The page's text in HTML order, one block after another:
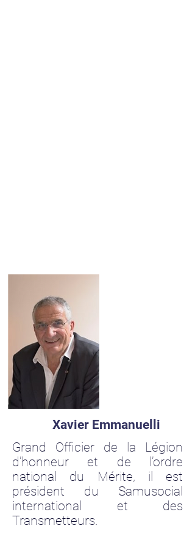
Xavier Emmanuelli
Grand Officier de la Légion
d’honneur et de l’ordre
national du Mérite, il est
président du Samusocial
international et des
Transmetteurs.